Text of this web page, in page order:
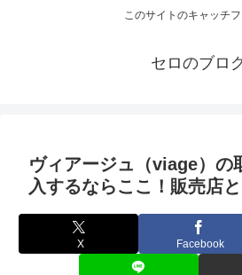
このサイトのキャッチ
セロのブロ
ヴィアージュ（viage）の
入するならここ！販売店
X Facebook